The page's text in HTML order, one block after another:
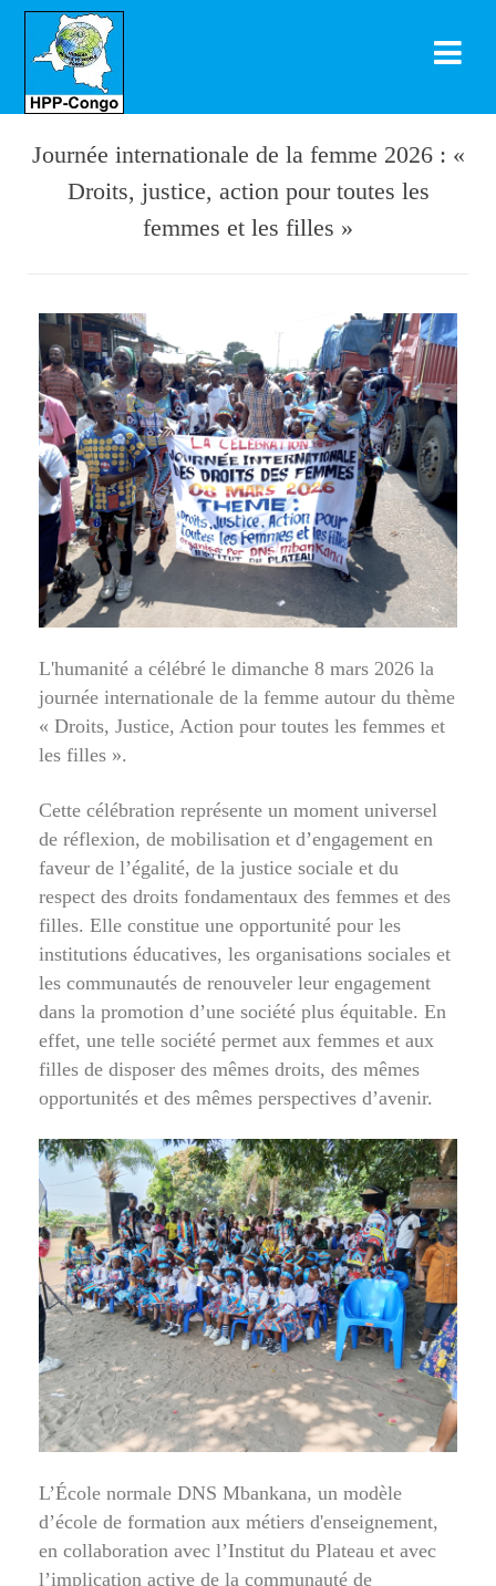
Journée internationale de la femme 2026 : «
Droits, justice, action pour toutes les
femmes et les filles »
L'humanité a célébré le dimanche 8 mars 2026 la
journée internationale de la femme autour du thème
« Droits, Justice, Action pour toutes les femmes et
les filles ».
Cette célébration représente un moment universel
de réflexion, de mobilisation et d’engagement en
faveur de l’égalité, de la justice sociale et du
respect des droits fondamentaux des femmes et des
filles. Elle constitue une opportunité pour les
institutions éducatives, les organisations sociales et
les communautés de renouveler leur engagement
dans la promotion d’une société plus équitable. En
effet, une telle société permet aux femmes et aux
filles de disposer des mêmes droits, des mêmes
opportunités et des mêmes perspectives d’avenir.
L’École normale DNS Mbankana, un modèle
d’école de formation aux métiers d'enseignement,
en collaboration avec l’Institut du Plateau et avec
l’implication active de la communauté de